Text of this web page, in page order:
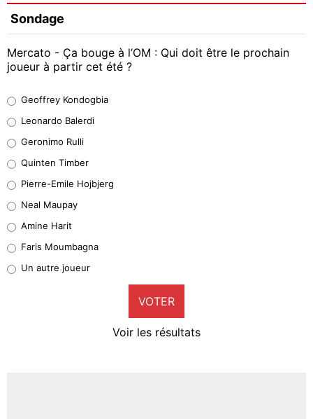
Sondage
Mercato - Ça bouge à l’OM : Qui doit être le prochain
joueur à partir cet été ?
38%
32%
5%
1%
9%
Geoffrey Kondogbia
Leonardo Balerdi
Geronimo Rulli
Quinten Timber
Pierre-Emile Hojbjerg
Neal Maupay
Amine Harit
Faris Moumbagna
Un autre joueur
VOTER
Voir les résultats